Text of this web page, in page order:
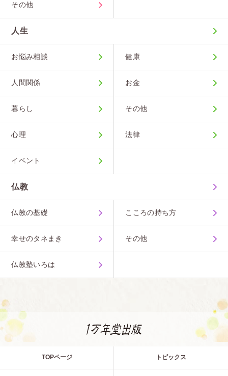
その他
人生
お悩み相談 健康
人間関係 お金
暮らし その他
心理 法律
イベント
仏教
仏教の基礎 こころの持ち方
幸せのタネまき その他
仏教塾いろは
TOPページ トピックス